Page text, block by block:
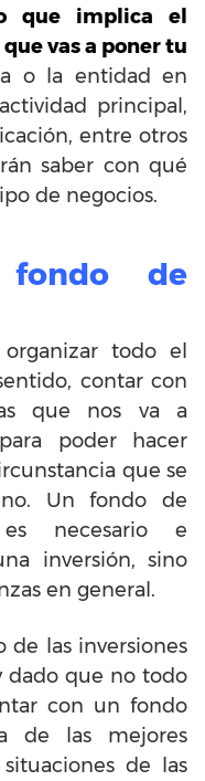
que implica el
vas a poner tu
o la entidad en
principal,
entre otros
saber con qué
de negocios.
de
todo el
contar con
que nos va a
poder hacer
que se
Un fondo de
necesario e
inversión, sino
en general.
las inversiones
dado que no todo
con un fondo
de las mejores
de las